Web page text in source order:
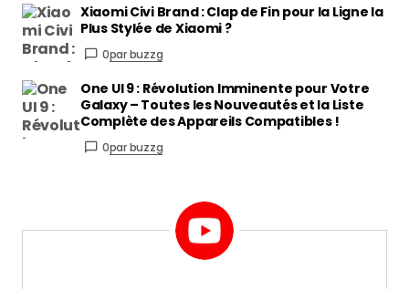
Xiaomi Civi Brand : Clap de Fin pour la Ligne la
Plus Stylée de Xiaomi ?
0par buzzg
One UI 9 : Révolution Imminente pour Votre
Galaxy – Toutes les Nouveautés et la Liste
Complète des Appareils Compatibles !
0par buzzg